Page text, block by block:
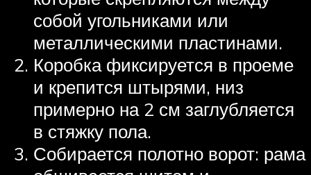
собой угольниками или
металлическими пластинами.
Коробка фиксируется в проеме
и крепится штырями, низ
примерно на 2 см заглубляется
в стяжку пола.
Собирается полотно ворот: рама